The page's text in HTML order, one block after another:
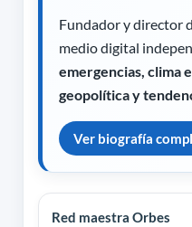
Fundador y director
medio digital
emergencias, clima
geopolítica y
Ver biografía
Red maestra Orbes